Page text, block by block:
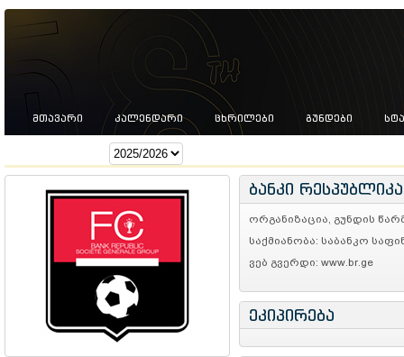
ᲛᲗᲐᲕᲐᲠᲘ ᲙᲐᲚᲔᲜᲓᲐᲠᲘ ᲪᲮᲠᲘᲚᲔᲑᲘ ᲒᲣᲜᲓᲔᲑᲘ
ბანკი რესპუბლიკა
ორგანიზაცია, გუნდის
საქმიანობა: საბანკო
ვებ გვერდი: www.br.ge
ეკიპირება